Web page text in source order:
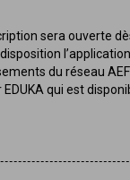
sera ouverte
du réseau
qui est